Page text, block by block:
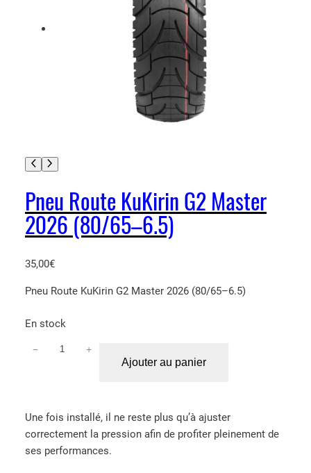
Pneu Route KuKirin G2 Master
2026 (80/65–6.5)
35,00€
Pneu Route KuKirin G2 Master 2026 (80/65–6.5)
En stock
t
i
t
− +
Ajouter au panier
Une fois installé, il ne reste plus qu’à ajuster
correctement la pression afin de profiter pleinement de
ses performances.